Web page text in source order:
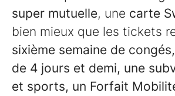
super mutuelle, une carte
bien mieux que les tickets
sixième semaine de
de 4 jours et demi, une
et sports, un Forfait